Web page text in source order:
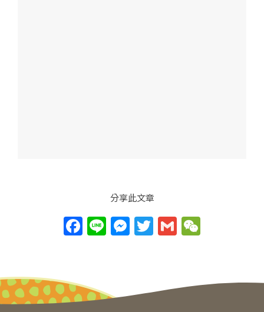
分享此文章
F
a
e
b
Li
n
M
e
n
T
w
er
G
m
l h